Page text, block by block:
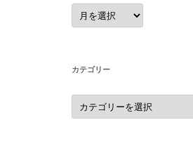
ア
ー
カ
カテゴリー
カ
テ
ゴ